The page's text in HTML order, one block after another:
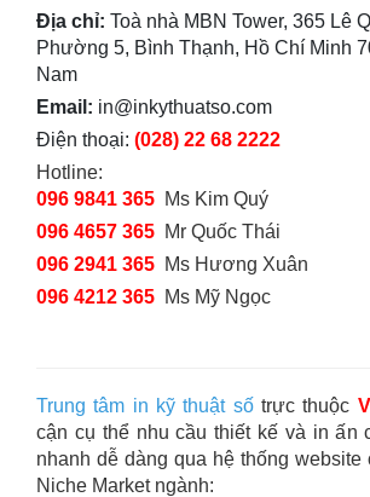
Địa chỉ: Toà nhà MBN Tower, 365 Lê
Phường 5, Bình Thạnh, Hồ Chí Minh
Nam
Email: in@inkythuatso.com
Điện thoại: (028) 22 68 2222
Hotline:
096 9841 365 Ms Kim Quý
096 4657 365 Mr Quốc Thái
096 2941 365 Ms Hương Xuân
096 4212 365 Ms Mỹ Ngọc
Trung tâm in kỹ thuật sốtrực thuộc
cận cụ thể nhu cầu thiết kế và in ấn
nhanh dễ dàng qua hệ thống website
Niche Market ngành: